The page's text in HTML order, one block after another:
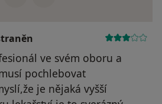
ve svém oboru a
pochlebovat
je nějaká vyšší